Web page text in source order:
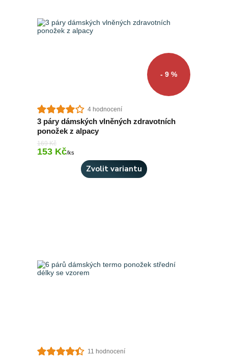
- 9 %
4 hodnocení
3 páry dámských vlněných zdravotních
ponožek z alpacy
169 Kč
153 Kč/ks
Zvolit variantu
11 hodnocení